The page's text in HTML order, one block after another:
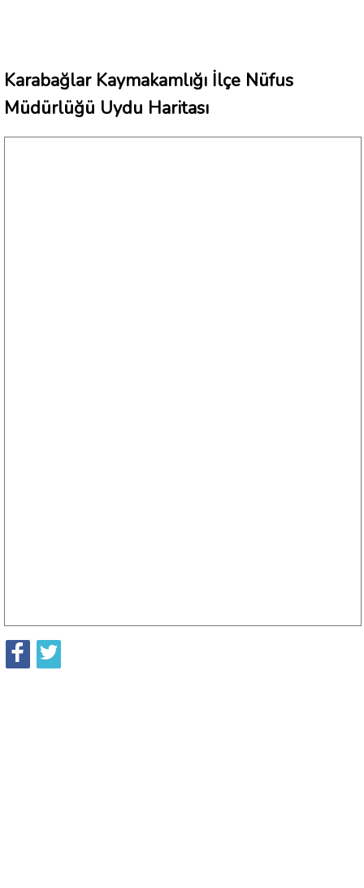
Karabağlar Kaymakamlığı İlçe Nüfus
Müdürlüğü Uydu Haritası